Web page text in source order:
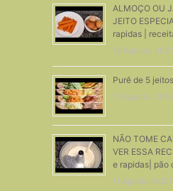
ALMOÇO OU
JEITO
rapidas |
16 Agosto, 2021
Purê de 5 jeitos
13 Agosto, 2019
NÃO TOME
VER ESSA
e rapidas| pão
11 Agosto, 2021